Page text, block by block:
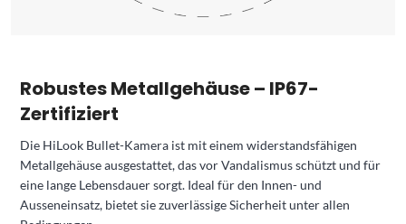
Robustes Metallgehäuse – IP67-
Zertifiziert
Die HiLook Bullet-Kamera ist mit einem widerstandsfähigen
Metallgehäuse ausgestattet, das vor Vandalismus schützt und für
eine lange Lebensdauer sorgt. Ideal für den Innen- und
Ausseneinsatz, bietet sie zuverlässige Sicherheit unter allen